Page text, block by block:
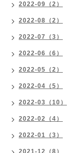
2022-09（2）
2022-08（2）
2022-07（3）
2022-06（6）
2022-05（2）
2022-04（5）
2022-03（10）
2022-02（4）
2022-01（3）
2021-12（8）